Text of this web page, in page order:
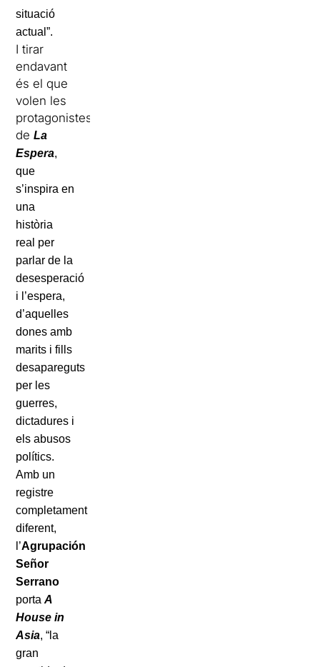
situació
actual”.
I tirar
endavant
és el que
volen les
protagonistes
deLa
Espera,
que
s’inspira en
una
història
real per
parlar de la
desesperació
i l’espera,
d’aquelles
dones amb
marits i fills
desapareguts
per les
guerres,
dictadures i
els abusos
polítics.
Amb un
registre
completament
diferent,
l’Agrupación
Señor
Serrano
portaA
House in
Asia, “la
gran